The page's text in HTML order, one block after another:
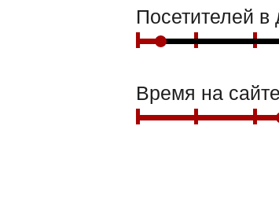
Посетителей в
Время на